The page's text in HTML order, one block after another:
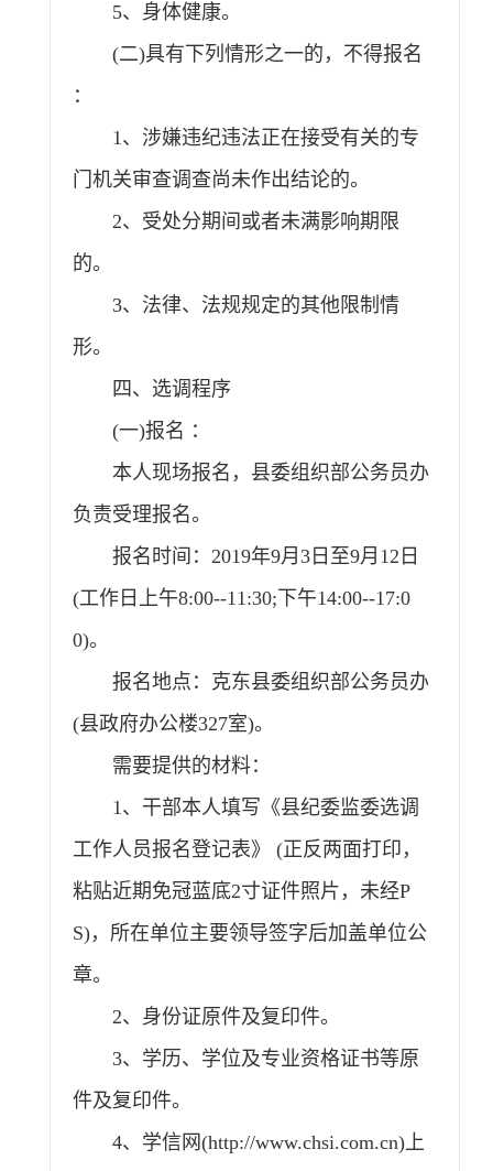
5、身体健康。
(二)具有下列情形之一的，不得报名
：
1、涉嫌违纪违法正在接受有关的专
门机关审查调查尚未作出结论的。
2、受处分期间或者未满影响期限
的。
3、法律、法规规定的其他限制情
形。
四、选调程序
(一)报名 ：
本人现场报名，县委组织部公务员办
负责受理报名。
报名时间：2019年9月3日至9月12日
(工作日上午8:00--11:30;下午14:00--17:0
0)。
报名地点：克东县委组织部公务员办
(县政府办公楼327室)。
需要提供的材料：
1、干部本人填写《县纪委监委选调
工作人员报名登记表》 (正反两面打印，
粘贴近期免冠蓝底2寸证件照片，未经P
S)，所在单位主要领导签字后加盖单位公
章。
2、身份证原件及复印件。
3、学历、学位及专业资格证书等原
件及复印件。
4、学信网(http://www.chsi.com.cn)上